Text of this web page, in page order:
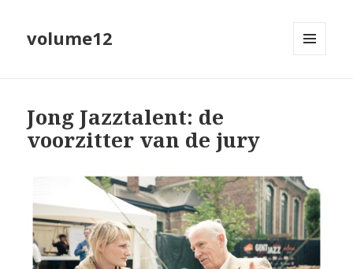
volume12
Jong Jazztalent: de
voorzitter van de jury